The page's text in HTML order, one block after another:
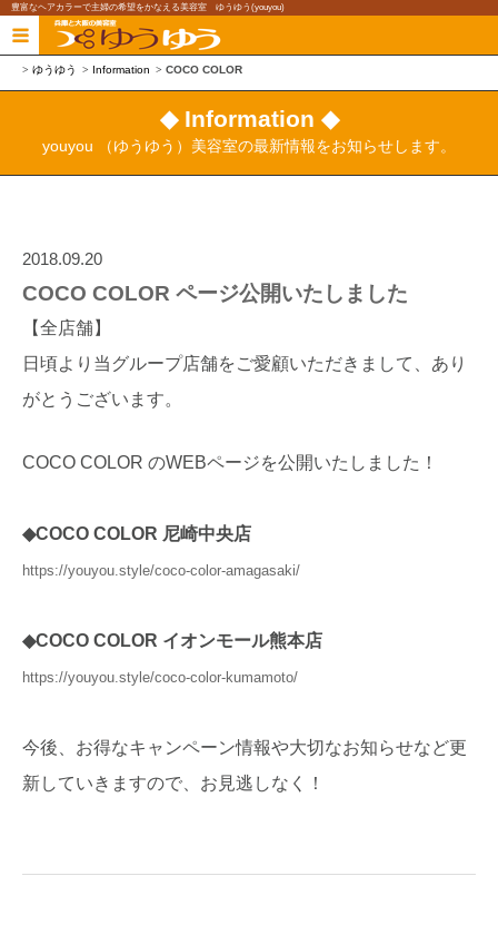
豊富なヘアカラーで主婦の希望をかなえる美容室 ゆうゆう(youyou)
ゆうゆう Information COCO COLOR
◆ Information ◆
youyou （ゆうゆう）美容室の最新情報をお知らせします。
2018.09.20
COCO COLOR ページ公開いたしました
【全店舗】
日頃より当グループ店舗をご愛顧いただきまして、あり
がとうございます。
COCO COLOR のWEBページを公開いたしました！
◆COCO COLOR 尼崎中央店
https://youyou.style/coco-color-amagasaki/
◆COCO COLOR イオンモール熊本店
https://youyou.style/coco-color-kumamoto/
今後、お得なキャンペーン情報や大切なお知らせなど更
新していきますので、お見逃しなく！